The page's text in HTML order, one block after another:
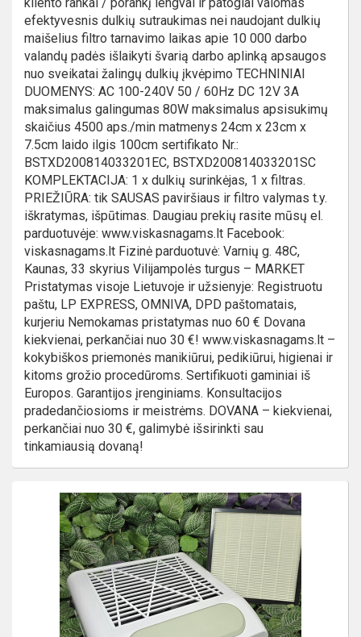
efektyvesnis dulkių sutraukimas nei naudojant dulkių
maišelius filtro tarnavimo laikas apie 10 000 darbo
valandų padės išlaikyti švarią darbo aplinką apsaugos
nuo sveikatai žalingų dulkių įkvėpimo TECHNINIAI
DUOMENYS: AC 100-240V 50 / 60Hz DC 12V 3A
maksimalus galingumas 80W maksimalus apsisukimų
skaičius 4500 aps./min matmenys 24cm x 23cm x
7.5cm laido ilgis 100cm sertifikato Nr.:
BSTXD200814033201EC, BSTXD200814033201SC
KOMPLEKTACIJA: 1 x dulkių surinkėjas, 1 x filtras.
PRIEŽIŪRA: tik SAUSAS paviršiaus ir filtro valymas t.y.
iškratymas, išpūtimas. Daugiau prekių rasite mūsų el.
parduotuvėje: www.viskasnagams.lt Facebook:
viskasnagams.lt Fizinė parduotuvė: Varnių g. 48C,
Kaunas, 33 skyrius Vilijampolės turgus – MARKET
Pristatymas visoje Lietuvoje ir užsienyje: Registruotu
paštu, LP EXPRESS, OMNIVA, DPD paštomatais,
kurjeriu Nemokamas pristatymas nuo 60 € Dovana
kiekvienai, perkančiai nuo 30 €! www.viskasnagams.lt –
kokybiškos priemonės manikiūrui, pedikiūrui, higienai ir
kitoms grožio procedūroms. Sertifikuoti gaminiai iš
Europos. Garantijos įrenginiams. Konsultacijos
pradedančiosioms ir meistrėms. DOVANA – kiekvienai,
perkančiai nuo 30 €, galimybė išsirinkti sau
tinkamiausią dovaną!